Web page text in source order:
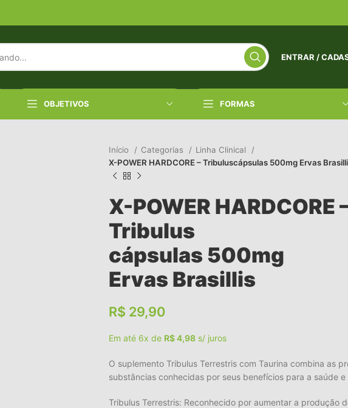
ENTRAR /
OBJETIVOS FORMAS
Início Categorias
Linha Clinical
X-POWER HARDCORE – Tribuluscápsulas 500mg Ervas
X-POWER HARDCORE
Tribulus
cápsulas 500mg
Ervas Brasillis
R$ 29,90
Em até 6x de R$4,98 s/ juros
O suplemento Tribulus Terrestris com Taurina combina as
substâncias conhecidas por seus benefícios para a saúde
Tribulus Terrestris: Reconhecido por aumentar a produção